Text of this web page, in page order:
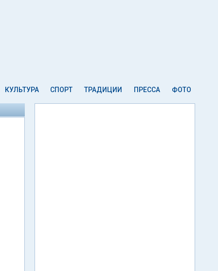
КУЛЬТУРА СПОРТ ТРАДИЦИИ ПРЕССА ФОТО